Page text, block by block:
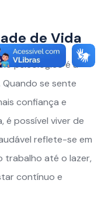
de Vida
psicológico é a
Quando se sente
confiança e
é possível viver de
reflete-se em
trabalho até o lazer,
contínuo e